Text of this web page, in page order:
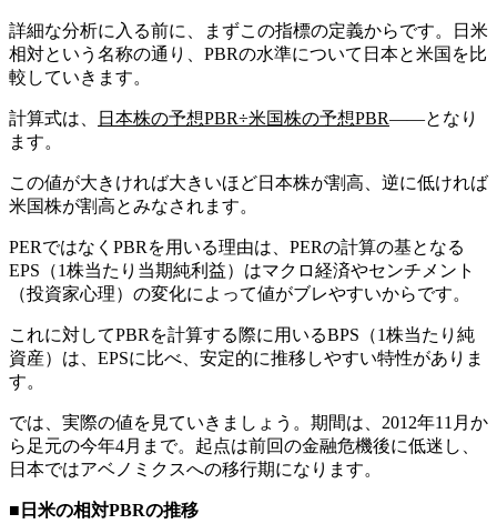
詳細な分析に入る前に、まずこの指標の定義からです。日米
相対という名称の通り、PBRの水準について日本と米国を比
較していきます。
計算式は、 日本株の予想PBR÷米国株の予想PBR――となり
ます。
この値が大きければ大きいほど日本株が割高、逆に低ければ
米国株が割高とみなされます。
PERではなくPBRを用いる理由は、PERの計算の基となる
EPS（1株当たり当期純利益）はマクロ経済やセンチメント
（投資家心理）の変化によって値がブレやすいからです。
これに対してPBRを計算する際に用いるBPS（1株当たり純
資産）は、EPSに比べ、安定的に推移しやすい特性がありま
す。
では、実際の値を見ていきましょう。期間は、2012年11月か
ら足元の今年4月まで。起点は前回の金融危機後に低迷し、
日本ではアベノミクスへの移行期になります。
■日米の相対PBRの推移